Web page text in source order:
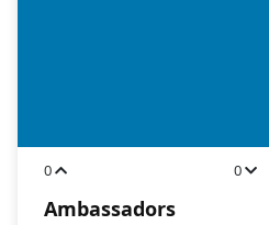
0 0
Ambassadors